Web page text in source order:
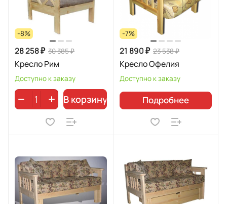
-8%
28 258 ₽ 30 385 ₽
Кресло Рим
Доступно к заказу
В корзину
-7%
21 890 ₽ 23 538 ₽
Кресло Офелия
Доступно к заказу
Подробнее